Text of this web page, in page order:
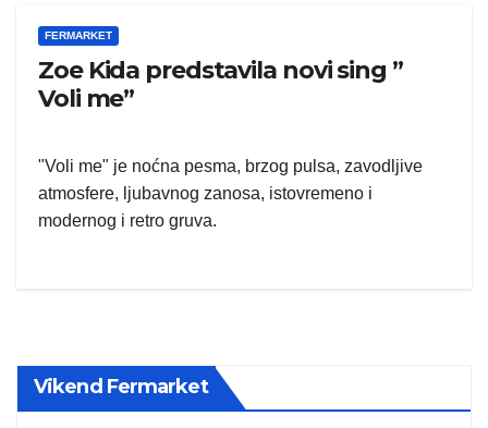
FERMARKET
Zoe Kida predstavila novi sing ”
Voli me”
"Voli me" je noćna pesma, brzog pulsa, zavodljive
atmosfere, ljubavnog zanosa, istovremeno i
modernog i retro gruva.
Vikend Fermarket